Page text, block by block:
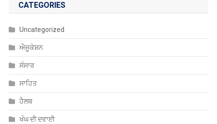
CATEGORIES
Uncategorized
ਐਜੂਕੇਸ਼ਨ
ਸੰਸਾਰ
ਸਾਹਿਤ
ਹੈਲਥ
ਖੰਘ ਦੀ ਦਵਾਈ